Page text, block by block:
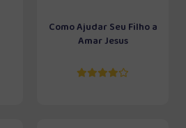
Como Ajudar Seu Filho a
Amar Jesus